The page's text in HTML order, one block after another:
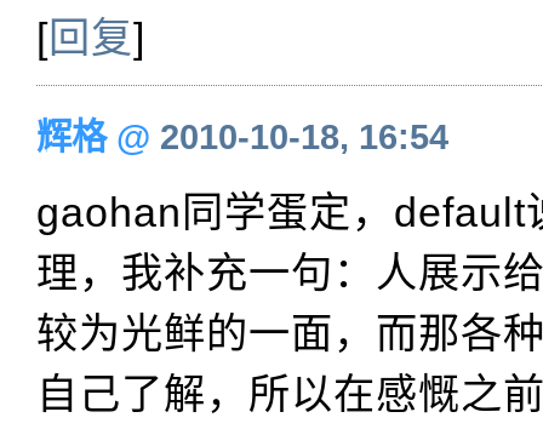
[回复]
辉格@ 2010-10-18, 16:54
gaohan同学蛋定，default
理，我补充一句：人展示
较为光鲜的一面，而那各
自己了解，所以在感慨之